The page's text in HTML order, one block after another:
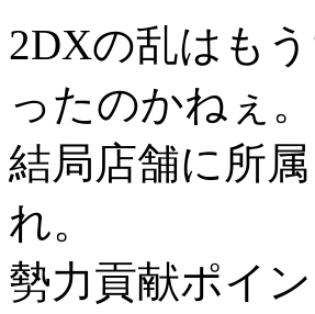
2DXの乱はも
ったのかねぇ。
結局店舗に所
れ。
勢力貢献ポイ